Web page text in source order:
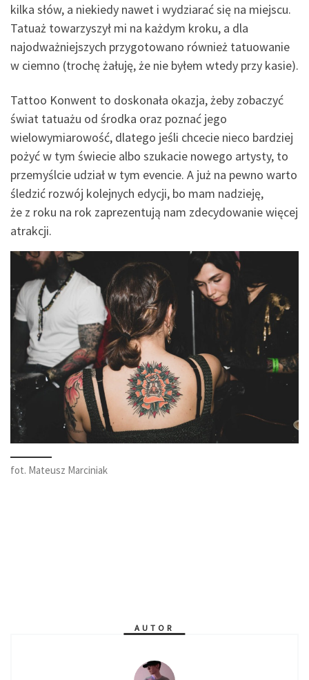
kilka słów, a niekiedy nawet i wydziarać się na miejscu.
Tatuaż towarzyszył mi na każdym kroku, a dla
najodważniejszych przygotowano również tatuowanie
w ciemno (trochę żałuję, że nie byłem wtedy przy kasie).
Tattoo Konwent to doskonała okazja, żeby zobaczyć
świat tatuażu od środka oraz poznać jego
wielowymiarowość, dlatego jeśli chcecie nieco bardziej
pożyć w tym świecie albo szukacie nowego artysty, to
przemyślcie udział w tym evencie. A już na pewno warto
śledzić rozwój kolejnych edycji, bo mam nadzieję,
że z roku na rok zaprezentują nam zdecydowanie więcej
atrakcji.
fot. Mateusz Marciniak
AUTOR